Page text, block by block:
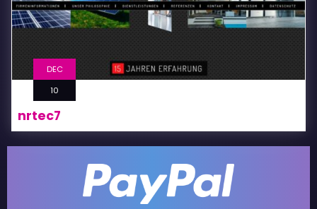
DEC
10
nrtec7